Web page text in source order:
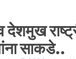
देशमुख
साकडे..